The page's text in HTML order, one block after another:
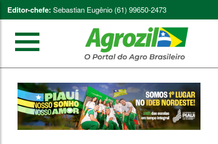
Editor-chefe: Sebastian Eugênio (61) 99650-2473